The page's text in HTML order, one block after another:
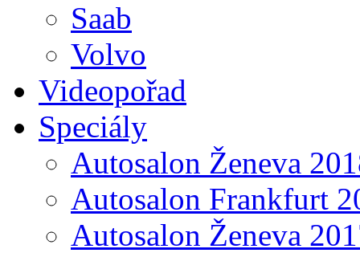
Saab
Volvo
Videopořad
Speciály
Autosalon Ženeva
Autosalon Frankfurt
Autosalon Ženeva